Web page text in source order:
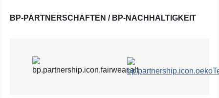
BP-PARTNERSCHAFTEN / BP-NACHHALTIGKEIT